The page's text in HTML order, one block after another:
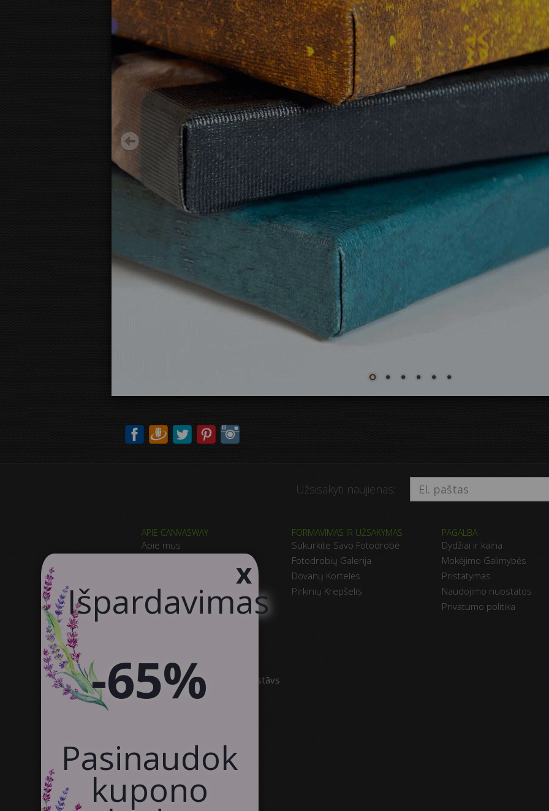
Juoda ir balta pelėda
Pradėti nuo:12.92 €
3D fotodrobės vaizdas
Užsisakyti naujienas:
APIE CANVASWAY
Apie mus
Klientų Atsiliepimai
Susisiekite
FORMAVIMAS IR UŽSAKYMAS
Sukurkite Savo Fotodrobė
Fotodrobių Galerija
Dovanų Kortelės
Pirkinių Krepšelis
PAGALBA
Dydžiai ir kaina
Mokėjimo Galimybės
Pristatymas
Naudojimo nuostatos
Privatumo politika
SIA Canvas WAY
Brīvības gatve 323, Rīga, 3.stāvs
info@canvasway.com
x
​
Išpardavimas
-65%
Pasinaudok
kupono